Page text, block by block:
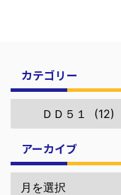
カテゴリー
アーカイブ